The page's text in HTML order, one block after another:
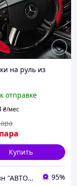
на руль из
отправке
₴/мес
Купить
Магазин "АВТОДИЗАЙНЕР" 95%